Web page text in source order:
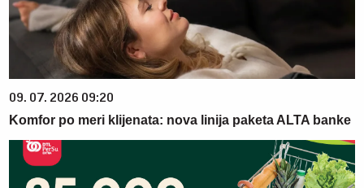
09. 07. 2026 09:20
Komfor po meri klijenata: nova linija paketa ALTA banke